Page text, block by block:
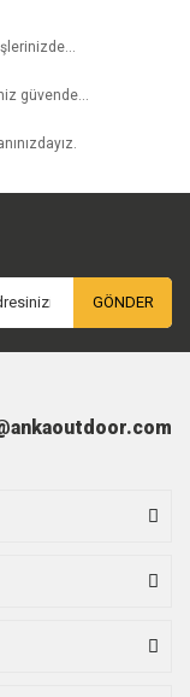
güvende...
GÖNDER